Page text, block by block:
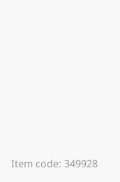
Item code: 349928